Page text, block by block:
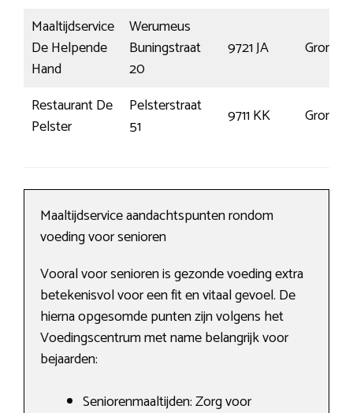
Maaltijdservice
De Helpende
Hand
Werumeus
Buningstraat
20
9721 JA
Restaurant De
Pelster
Pelsterstraat
51
9711 KK
Maaltijdservice aandachtspunten rondom
voeding voor senioren
Vooral voor senioren is gezonde voeding extra
betekenisvol voor een fit en vitaal gevoel. De
hierna opgesomde punten zijn volgens het
Voedingscentrum met name belangrijk voor
bejaarden:
Seniorenmaaltijden: Zorg voor